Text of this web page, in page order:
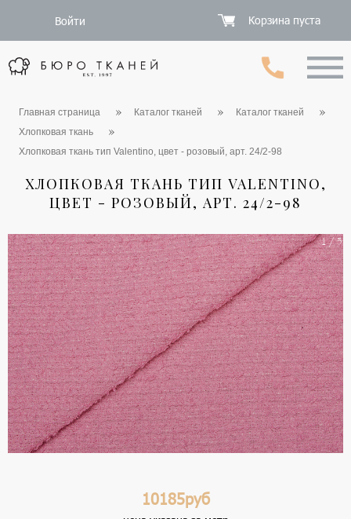
Войти Корзина пуста
Главная страница Каталог тканей
Каталог тканей
Хлопковая ткань
Хлопковая ткань тип Valentino, цвет - розовый, арт. 24/2-98
ХЛОПКОВАЯ ТКАНЬ ТИП VALENTINO,
ЦВЕТ - РОЗОВЫЙ, АРТ. 24/2-98
1 / 5
10185руб